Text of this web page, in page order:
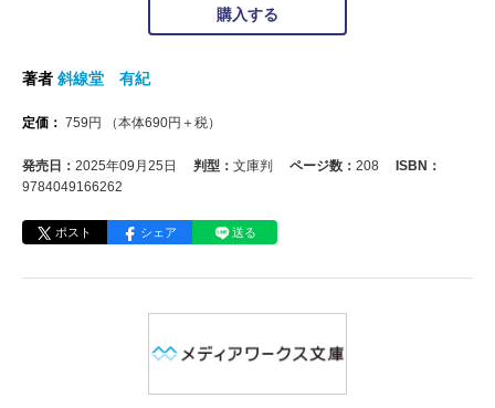
購入する
著者 斜線堂 有紀
定価： 759 円 （本体690円＋税）
発売日： 2025年09月25日 判型： 文庫判 ページ数： 208
ISBN：
9784049166262
ポスト シェア 送る